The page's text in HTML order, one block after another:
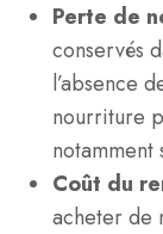
Perte de
conservés
l’absence
nourriture
notamment
Coût du
acheter de